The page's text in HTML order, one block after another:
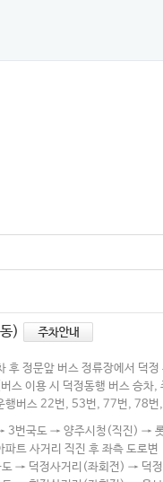
)
후 정문앞 버스 정류장에서 덕
스 이용 시 덕정동행 버스 승차,
행버스 22번, 53번, 77번, 78번
3번국도 → 양주시청(직진) →
트 사거리 직진 후 좌측 도로변
→ 덕정사거리(좌회전) → 덕정